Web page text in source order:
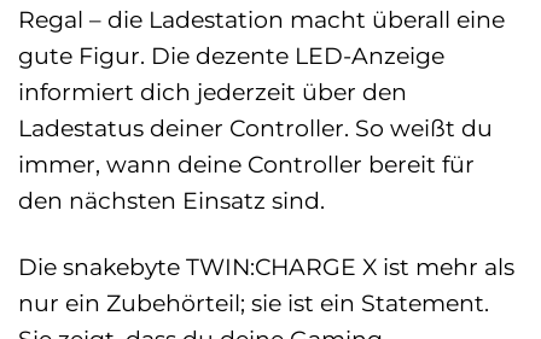
Regal – die Ladestation macht überall eine
gute Figur. Die dezente LED-Anzeige
informiert dich jederzeit über den
Ladestatus deiner Controller. So weißt du
immer, wann deine Controller bereit für
den nächsten Einsatz sind.
Die snakebyte TWIN:CHARGE X ist mehr als
nur ein Zubehörteil; sie ist ein Statement.